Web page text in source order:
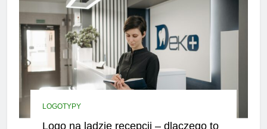
LOGOTYPY
Logo na ladzie recepcji – dlaczego to